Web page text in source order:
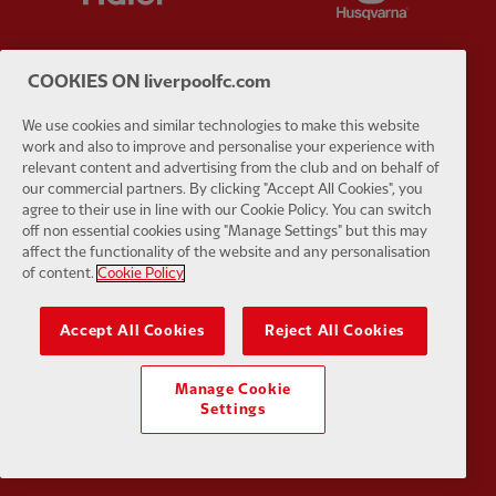
Partner:Japan Airlines Partner:
Partner:
COOKIES ON liverpoolfc.com
We use cookies and similar technologies to make this website
work and also to improve and personalise your experience with
relevant content and advertising from the club and on behalf of
our commercial partners. By clicking "Accept All Cookies", you
agree to their use in line with our Cookie Policy. You can switch
off non essential cookies using "Manage Settings" but this may
affect the functionality of the website and any personalisation
of content. Cookie Policy
Accept All Cookies Reject All Cookies
Manage Cookie
Settings